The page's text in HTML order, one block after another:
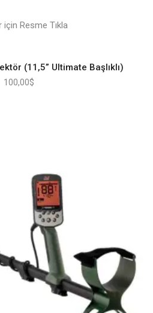
için Resme Tıkla
(11,5” Ultimate Başlıklı)
100,00$